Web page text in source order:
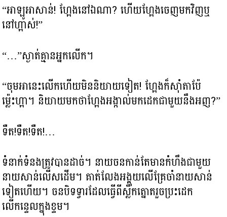
“អាឡូអាសាន់! ហ្អែងនៅឯណា? ហើយហ្អែងចេញមកវិញឬ
នៅហ្អាស់!”
“…”ស្ងាត់គ្មានអ្នកលើក។
“ចុមអានេះលើកហើយមិននិយាយទៀត! ហ្អែងក៏ស៊ាំតាប៉ែ
ម្ល៉េះហ្អា។ និយាយមកថាហ្អែងអង្កាល់មកដេកជាមួយនឹងអញ?”
ទឺត!ទឺត!ទឺត!…
ទំនាក់ទំនងត្រូវបានដាច់។ នាយចនកាន់តែមានកំហឹងជាមួយ
នាយសាន់លើសដើម។ គាត់លែងអង្គុយលើគ្រែចាំនាយសាន់
ទៀតហើយ។ ចនបិទទ្វារដែលធ្វើពីស្លឹកត្នោតរួចប្រះដេក
លើកន្ទេលក្នុងខ្ទម។